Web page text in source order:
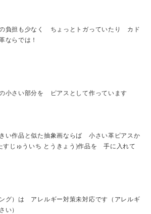
負担も少なく ちょっとトガっていたり カド
ならでは！
小さい部分を ピアスとして作っています
い作品と似た抽象画ならば 小さい革ピアスか
じゅういち とうきょう)作品を 手に入れて
グ）は アレルギー対策未対応です（アレルギ
い）